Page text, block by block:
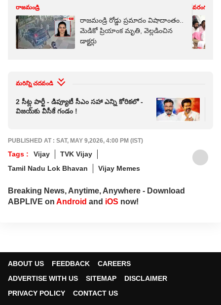
రాజమండ్రి
రాజమండ్రి రోడ్డు ప్రమాదం విషాదాంతం..
మెడికో ప్రియాంక మృతి, వెల్లడించిన
డాక్టర్లు
వరంగల్
మరిన్ని చదవండి
2 సీట్ల పార్టీ - డిప్యూటీ సీఎం సహా ఎన్ని కోరికలో -
విజయ్‌కు వీసీకే గండం !
PUBLISHED AT : SAT, MAY 9,2026, 4:00 PM (IST)
Tags : Vijay
TVK Vijay
Tamil Nadu Lok Bhavan
Vijay Memes
Breaking News, Anytime, Anywhere - Download
ABPLIVE on Android and iOS now!
ABOUT US FEEDBACK
CAREERS
ADVERTISE WITH US
SITEMAP
DISCLAIMER
PRIVACY POLICY
CONTACT US